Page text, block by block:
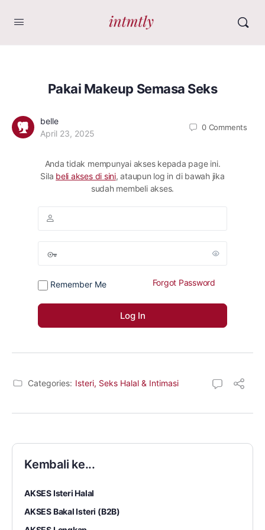
Pakai Makeup Semasa Seks
belle
April 23, 2025
0 Comments
Anda tidak mempunyai akses kepada page ini.
Sila beli akses di sini, ataupun log in di bawah jika
sudah membeli akses.
Remember Me Forgot Password
Categories: Isteri, Seks Halal & Intimasi
Kembali ke...
AKSES Isteri Halal
AKSES Bakal Isteri (B2B)